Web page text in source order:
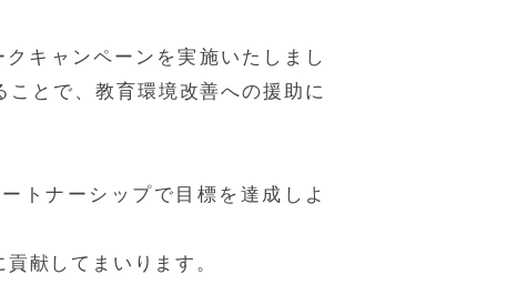
キャンペーンを実施いたしまし
とで、教育環境改善への援助に
トナーシップで目標を達成しよ
献してまいります。